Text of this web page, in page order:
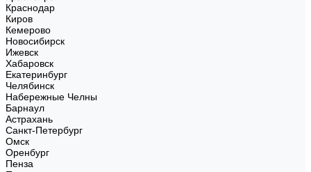
Краснодар
Киров
Кемерово
Новосибирск
Ижевск
Хабаровск
Екатеринбург
Челябинск
Набережные Челны
Барнаул
Астрахань
Санкт-Петербург
Омск
Оренбург
Пенза